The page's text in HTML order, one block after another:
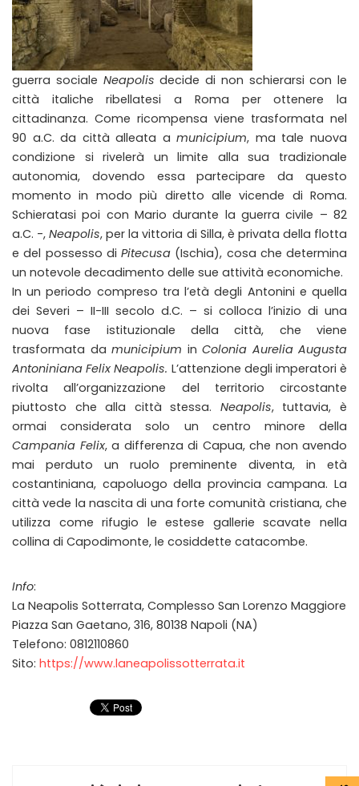
guerra sociale Neapolis decide di non schierarsi con le
città italiche ribellatesi a Roma per ottenere la
cittadinanza. Come ricompensa viene trasformata nel
90 a.C. da città alleata amunicipium, ma tale nuova
condizione si rivelerà un limite alla sua tradizionale
autonomia, dovendo essa partecipare da questo
momento in modo più diretto alle vicende di Roma.
Schieratasi poi con Mario durante la guerra civile – 82
a.C. -,Neapolis, per la vittoria di Silla, è privata della flotta
e del possesso di Pitecusa (Ischia), cosa che determina
un notevole decadimento delle sue attività economiche.
In un periodo compreso tra l’età degli Antonini e quella
dei Severi – II-III secolo d.C. – si colloca l’inizio di una
nuova fase istituzionale della città, che viene
trasformata da municipium in Colonia Aurelia Augusta
Antoniniana Felix Neapolis. L’attenzione degli imperatori è
rivolta all’organizzazione del territorio circostante
piuttosto che alla città stessa. Neapolis, tuttavia, è
ormai considerata solo un centro minore della
Campania Felix, a differenza di Capua, che non avendo
mai perduto un ruolo preminente diventa, in età
costantiniana, capoluogo della provincia campana. La
città vede la nascita di una forte comunità cristiana, che
utilizza come rifugio le estese gallerie scavate nella
collina di Capodimonte, le cosiddette catacombe.
Info:
La Neapolis Sotterrata, Complesso San Lorenzo Maggiore
Piazza San Gaetano, 316, 80138 Napoli (NA)
Telefono: 0812110860
Sito: https://www.laneapolissotterrata.it